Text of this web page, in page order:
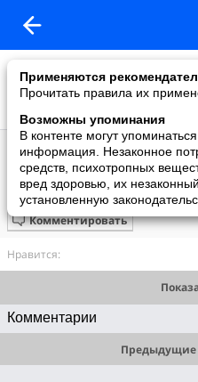
Применяются
Прочитать правила их
Возможны упоминания
В контенте могут
информация. Незаконное
средств, психотропных
вред здоровью, их
установленную
Ann
добавила видео
16.12.2020
П. Ф. Кавалли. Влюбленный
Комментировать
Нравится:
Комментарии
Предыдущие